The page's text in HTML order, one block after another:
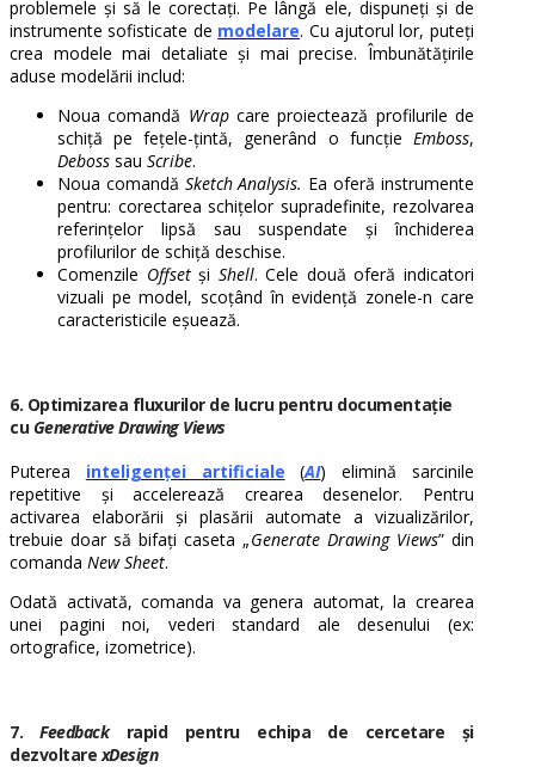
problemele și să le corectați. Pe lângă ele, dispuneți și de
instrumente sofisticate de modelare. Cu ajutorul lor, puteți
crea modele mai detaliate și mai precise. Îmbunătățirile
aduse modelării includ:
Noua comandă Wrapcare proiectează profilurile de
schiță pe fețele-țintă, generând o funcție Emboss,
Deboss sau Scribe.
Noua comandă Sketch Analysis. Ea oferă instrumente
pentru: corectarea schițelor supradefinite, rezolvarea
referințelor lipsă sau suspendate și închiderea
profilurilor de schiță deschise.
Comenzile Offsetși Shell. Cele două oferă indicatori
vizuali pe model, scoțând în evidență zonele-n care
caracteristicile eșuează.
6. Optimizarea fluxurilor de lucru pentru documentație
cuGenerative Drawing Views
Puterea inteligenței artificiale (AI) elimină sarcinile
repetitive și accelerează crearea desenelor. Pentru
activarea elaborării și plasării automate a vizualizărilor,
trebuie doar să bifați caseta „Generate Drawing Views” din
comanda New Sheet.
Odată activată, comanda va genera automat, la crearea
unei pagini noi, vederi standard ale desenului (ex:
ortografice, izometrice).
7.Feedbackrapid pentru echipa de cercetare și
dezvoltare xDesign